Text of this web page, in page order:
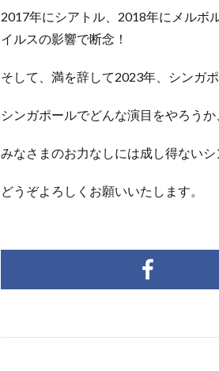
2017年にシアトル、2018年にメルボ
イルスの影響で断念！
そして、満を辞して2023年、シンガ
シンガポールでどんな演目をやろう
みなさまのお力なしには成し得ないシ
どうぞよろしくお願いいたします。